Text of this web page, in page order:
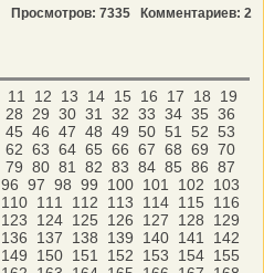
Просмотров: 7335 Комментариев: 2
11 12 13 14 15 16 17 18
19
28 29 30 31 32 33 34 35 36
45 46 47 48 49 50 51 52 53
62 63 64 65 66 67 68 69 70
79 80 81 82 83 84 85 86 87
96 97 98 99 100 101 102
103
110 111 112 113 114 115
116
123 124 125 126 127 128
129
136 137 138 139 140 141
142
149 150 151 152 153 154 155